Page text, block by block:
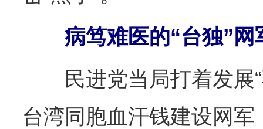
病笃难医的“台独”网
民进党当局打着发展“
台湾同胞血汗钱建设网